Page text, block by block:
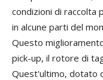
condizioni di raccolta
in alcune parti del
Questo
pick-up, il rotore di
Quest'ultimo, dotato